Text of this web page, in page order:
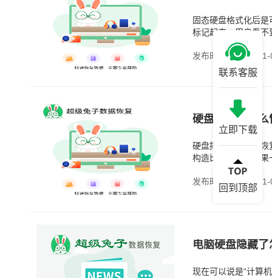
固态硬盘格式化后
标记起来，用户看
固态硬盘大大提高
发布时间：2022-11-
硬盘摔坏了怎
硬盘摔坏了是可以
构造比较复杂，如
发布时间：2022-11-
电脑硬盘隐藏
现在可以说是“计算
联系客服
立即下载
回到顶部